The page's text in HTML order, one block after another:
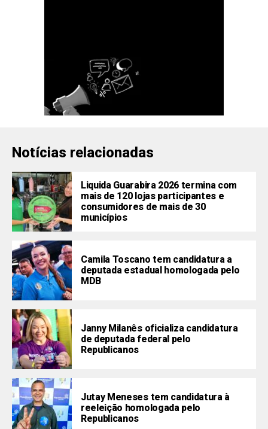
Notícias relacionadas
Liquida Guarabira 2026 termina com
mais de 120 lojas participantes e
consumidores de mais de 30
municípios
Camila Toscano tem candidatura a
deputada estadual homologada pelo
MDB
Janny Milanês oficializa candidatura
de deputada federal pelo
Republicanos
Jutay Meneses tem candidatura à
reeleição homologada pelo
Republicanos